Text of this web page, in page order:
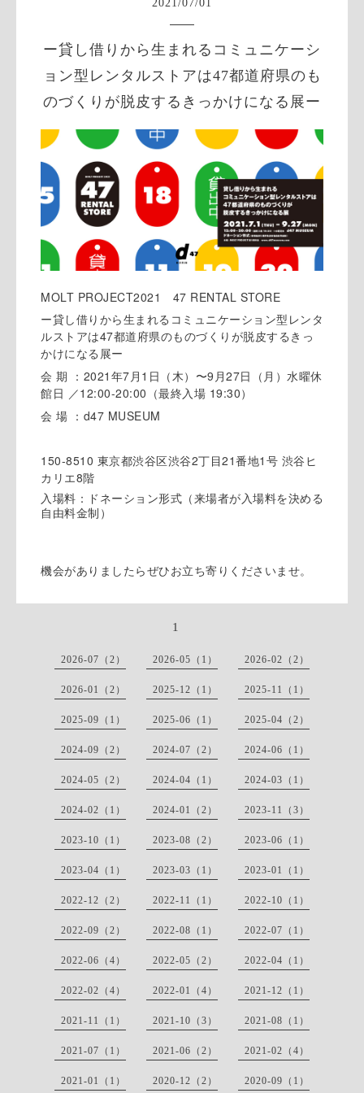
2021/07/01
ー貸し借りから生まれるコミュニケーシ
ョン型レンタルストアは47都道府県のも
のづくりが脱皮するきっかけになる展ー
MOLT PROJECT2021 47 RENTAL STORE
ー貸し借りから生まれるコミュニケーション型レンタ
ルストアは47都道府県のものづくりが脱皮するきっ
かけになる展ー
会 期 ：2021年7月1日（木）〜9月27日（月）水曜休
館日 ／12:00-20:00（最終入場 19:30）
会 場 ：d47 MUSEUM
150-8510 東京都渋谷区渋谷2丁目21番地1号 渋谷ヒ
カリエ8階
入場料：ドネーション形式（来場者が入場料を決める
自由料金制）
機会がありましたらぜひお立ち寄りくださいませ。
1
2026-07（2） 2026-05（1） 2026-02（2）
2026-01（2） 2025-12（1） 2025-11（1）
2025-09（1） 2025-06（1） 2025-04（2）
2024-09（2） 2024-07（2） 2024-06（1）
2024-05（2） 2024-04（1） 2024-03（1）
2024-02（1） 2024-01（2） 2023-11（3）
2023-10（1） 2023-08（2） 2023-06（1）
2023-04（1） 2023-03（1） 2023-01（1）
2022-12（2） 2022-11（1） 2022-10（1）
2022-09（2） 2022-08（1） 2022-07（1）
2022-06（4） 2022-05（2） 2022-04（1）
2022-02（4） 2022-01（4） 2021-12（1）
2021-11（1） 2021-10（3） 2021-08（1）
2021-07（1） 2021-06（2） 2021-02（4）
2021-01（1） 2020-12（2） 2020-09（1）